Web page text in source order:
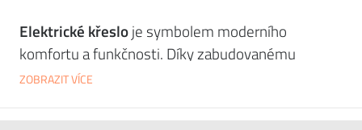
Elektrické křesloje symbolem moderního
komfortu a funkčnosti. Díky zabudovanému
motoru vám umožní jednoduše nastavit ideální
ZOBRAZIT VÍCE